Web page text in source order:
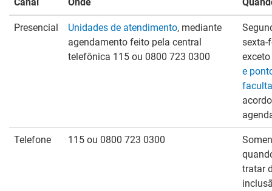
Presencial Unidades de atendimento, mediante
agendamento feito pela central
telefônica 115 ou 0800 723 0300
sexta-
exceto
e
Telefone 115 ou 0800 723 0300
tratar